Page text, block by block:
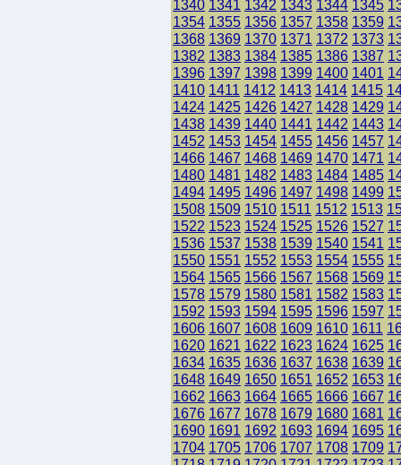
1340 1341 1342 1343 1344 1345
1354 1355 1356 1357 1358 1359
1368 1369 1370 1371 1372 1373
1382 1383 1384 1385 1386 1387
1396 1397 1398 1399 1400 1401
1410 1411 1412 1413 1414 1415
1424 1425 1426 1427 1428 1429
1438 1439 1440 1441 1442 1443
1452 1453 1454 1455 1456 1457
1466 1467 1468 1469 1470 1471
1480 1481 1482 1483 1484 1485
1494 1495 1496 1497 1498 1499
1508 1509 1510 1511 1512 1513
1522 1523 1524 1525 1526 1527
1536 1537 1538 1539 1540 1541
1550 1551 1552 1553 1554 1555
1564 1565 1566 1567 1568 1569
1578 1579 1580 1581 1582 1583
1592 1593 1594 1595 1596 1597
1606 1607 1608 1609 1610 1611
1620 1621 1622 1623 1624 1625
1634 1635 1636 1637 1638 1639
1648 1649 1650 1651 1652 1653
1662 1663 1664 1665 1666 1667
1676 1677 1678 1679 1680 1681
1690 1691 1692 1693 1694 1695
1704 1705 1706 1707 1708 1709